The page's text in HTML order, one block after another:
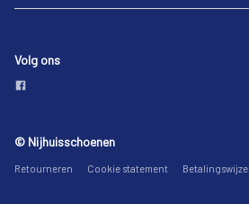
Volg ons
© Nijhuisschoenen
Retourneren Cookie statement Betalingswijze